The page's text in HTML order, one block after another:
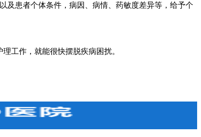
患者个体条件，病因、病情、药敏度差异等，给予个
工作，就能很快摆脱疾病困扰。